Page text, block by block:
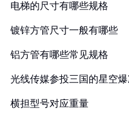
电梯的尺寸有哪些规格
镀锌方管尺寸一般有哪些
铝方管有哪些常见规格
光线传媒参投三国的星空
横担型号对应重量